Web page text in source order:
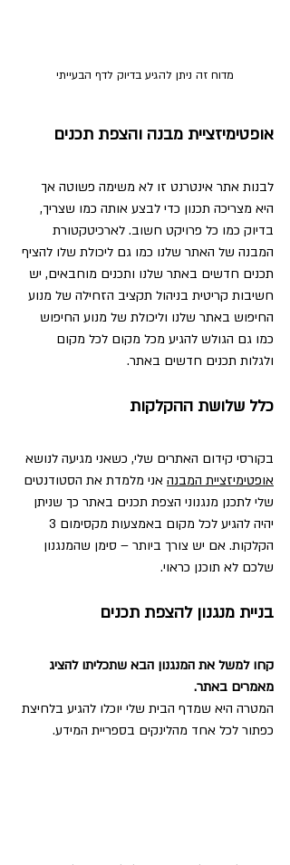
מדוח זה ניתן להגיע בדיוק לדף הבעייתי
אופטימיזציית מבנה והצפת תכנים
לבנות אתר אינטרנט זו לא משימה פשוטה אך
היא מצריכה תכנון כדי לבצע אותה כמו שצריך,
בדיוק כמו כל פרויקט חשוב. לארכיטקטורת
המבנה של האתר שלנו כמו גם ליכולת שלו להציף
תכנים חדשים באתר שלנו ותכנים מוחבאים, יש
חשיבות קריטית בניהול תקציב הזחילה של מנוע
החיפוש באתר שלנו וליכולת של מנוע החיפוש
כמו גם הגולש להגיע מכל מקום לכל מקום
ולגלות תכנים חדשים באתר.
כלל שלושת ההקלקות
בקורסי קידום האתרים שלי, כשאני מגיעה לנושא
אופטימיזציית המבנה אני מלמדת את הסטודנטים
שלי לתכנן מנגנוני הצפת תכנים באתר כך שניתן
הקלקות. אם יש צורך ביותר – סימן שהמנגנון
שלכם לא תוכנן כראוי.
בניית מנגנון להצפת תכנים
קחו למשל את המנגנון הבא שתכליתו להציג
מאמרים באתר.
המטרה היא שמדף הבית שלי יוכלו להגיע בלחיצת
כפתור לכל אחד מהלינקים בספריית המידע.